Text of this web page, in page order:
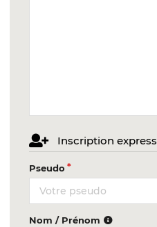
Inscription express
Pseudo
Nom / Prénom